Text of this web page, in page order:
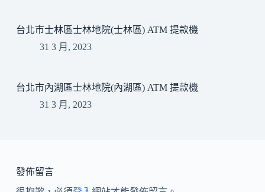
台北市士林區士林地院(士林區) ATM 提款機
31 3 月, 2023
台北市內湖區士林地院(內湖區) ATM 提款機
31 3 月, 2023
發佈留言